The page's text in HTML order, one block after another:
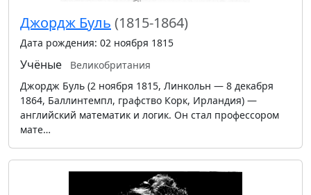
Джордж Буль (1815-1864)
Дата рождения: 02 ноября 1815
Учёные
Великобритания
Джордж Буль (2 ноября 1815, Линкольн — 8 декабря
1864, Баллинтемпл, графство Корк, Ирландия) —
английский математик и логик. Он стал профессором
мате…